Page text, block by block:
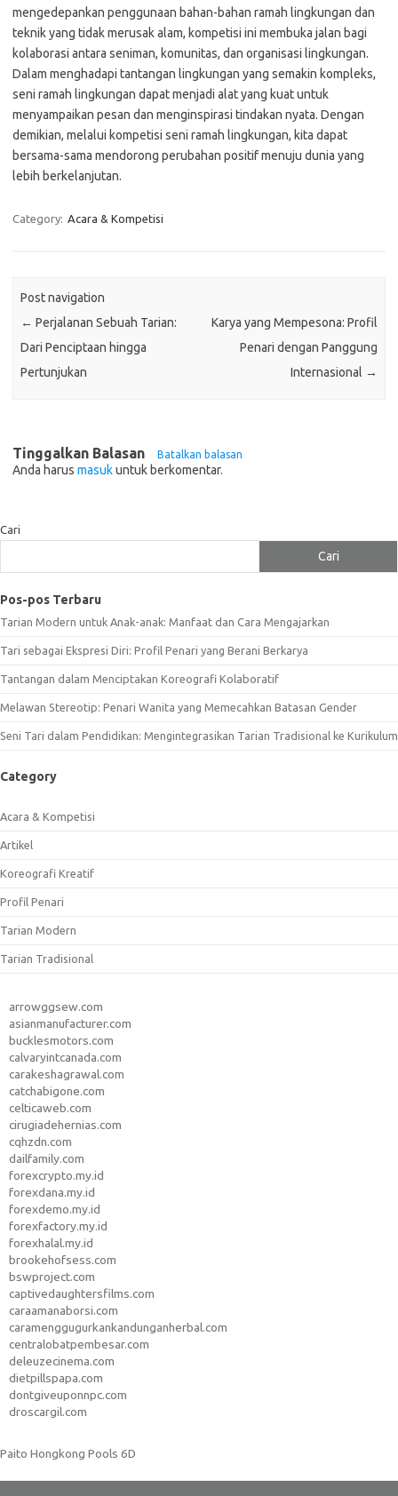
mengedepankan penggunaan bahan-bahan ramah lingkungan dan
teknik yang tidak merusak alam, kompetisi ini membuka jalan bagi
kolaborasi antara seniman, komunitas, dan organisasi lingkungan.
Dalam menghadapi tantangan lingkungan yang semakin kompleks,
seni ramah lingkungan dapat menjadi alat yang kuat untuk
menyampaikan pesan dan menginspirasi tindakan nyata. Dengan
demikian, melalui kompetisi seni ramah lingkungan, kita dapat
bersama-sama mendorong perubahan positif menuju dunia yang
lebih berkelanjutan.
Category: Acara & Kompetisi
Post navigation
← Perjalanan Sebuah Tarian:
Dari Penciptaan hingga
Pertunjukan
Karya yang Mempesona: Profil
Penari dengan Panggung
Internasional →
Tinggalkan Balasan Batalkan balasan
Anda harus masukuntuk berkomentar.
Cari
Cari
Pos-pos Terbaru
Tarian Modern untuk Anak-anak: Manfaat dan Cara Mengajarkan
Tari sebagai Ekspresi Diri: Profil Penari yang Berani Berkarya
Tantangan dalam Menciptakan Koreografi Kolaboratif
Melawan Stereotip: Penari Wanita yang Memecahkan Batasan Gender
Seni Tari dalam Pendidikan: Mengintegrasikan Tarian Tradisional ke Kurikulum
Category
Acara & Kompetisi
Artikel
Koreografi Kreatif
Profil Penari
Tarian Modern
Tarian Tradisional
arrowggsew.com
asianmanufacturer.com
bucklesmotors.com
calvaryintcanada.com
carakeshagrawal.com
catchabigone.com
celticaweb.com
cirugiadehernias.com
cqhzdn.com
dailfamily.com
forexcrypto.my.id
forexdana.my.id
forexdemo.my.id
forexfactory.my.id
forexhalal.my.id
brookehofsess.com
bswproject.com
captivedaughtersfilms.com
caraamanaborsi.com
caramenggugurkankandunganherbal.com
centralobatpembesar.com
deleuzecinema.com
dietpillspapa.com
dontgiveuponnpc.com
droscargil.com
Paito Hongkong Pools 6D